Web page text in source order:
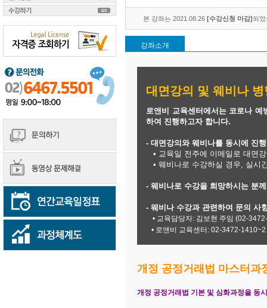
본 강좌는 2021.08.26 [수강신청 마감]되
강좌소개
대면강의 및 웨비나
로앤비 교육센터에서는 코로나 예
하여 진행하고자 합니다.
- 대면강의와 웨비나를 동시에 진
• 교육일 전주에 이메일로 대면
• 웨비나로 수강하실 경우, 실시
- 웨비나로 수강을 희망하시는 분
- 웨비나 수강과 관련하여 문의 사
• 교육담당자: 김보현 주임 (02-
• 로앤비 교육센터: 02-3472-1410~2
개정 공정거래법 마스터과
개정 공정거래법 기본 및 심화과정을 동